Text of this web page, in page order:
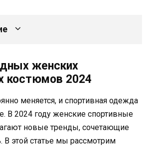
женских
костюмов 2024
меняется, и спортивная одежда
В 2024 году женские спортивные
новые тренды, сочетающие
В этой статье мы рассмотрим